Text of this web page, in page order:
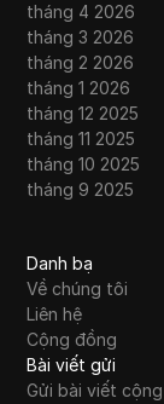
tháng 4 2026
tháng 3 2026
tháng 2 2026
tháng 1 2026
tháng 12 2025
tháng 11 2025
tháng 10 2025
tháng 9 2025
Danh bạ
Về chúng tôi
Liên hệ
Cộng đồng
Bài viết gửi
Gửi bài viết